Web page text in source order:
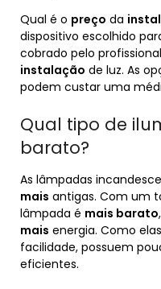
Qual é o preço da
dispositivo escolhido
cobrado pelo
instalação de luz. As
podem custar uma
Qual tipo de
barato?
As lâmpadas
mais antigas. Com um
lâmpada é mais barato
mais energia. Como
facilidade, possuem
eficientes.